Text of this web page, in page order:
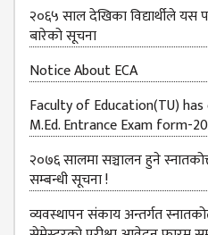
२०६५ साल देखिका विद्यार्थीले यस
बारेको सूचना
Notice About ECA
Faculty of Education(TU)
M.Ed. Entrance Exam form-
२०७६ सालमा सञ्चालन हुने
सम्बन्धी सूचना !
व्यवस्थापन संकाय अन्तर्गत